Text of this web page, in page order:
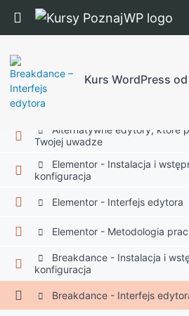
Return to course: Kurs
Kurs WordPress
Menu Strony
Gutenberg
Alternatywy dla Gutenberga
Alternatywne edytory, które
Twojej uwadze
Elementor - Instalacja i
konfiguracja
Elementor - Interfejs edytora
Elementor - Metodologia
Breakdance - Instalacja i
konfiguracja
Breakdance - Interfejs